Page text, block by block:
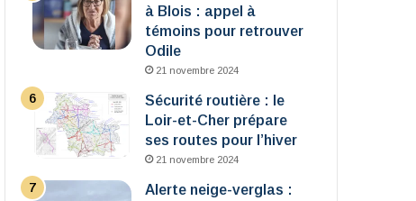
à Blois : appel à
témoins pour retrouver
Odile
21 novembre 2024
Sécurité routière : le
Loir-et-Cher prépare
ses routes pour l’hiver
21 novembre 2024
Alerte neige-verglas :